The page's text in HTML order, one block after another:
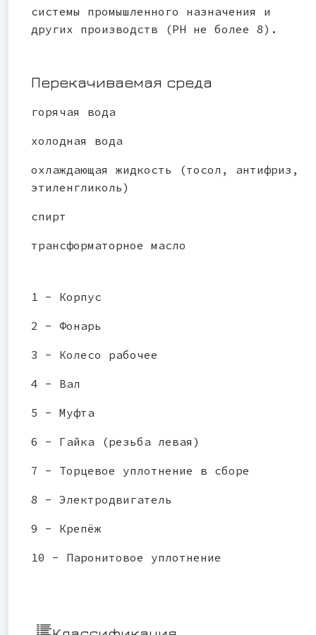
системы промышленного назначения и
других производств (РН не более 8).
Перекачиваемая среда
горячая вода
холодная вода
охлаждающая жидкость (тосол, антифриз,
этиленгликоль)
спирт
трансформаторное масло
1 - Корпус
2 - Фонарь
3 - Колесо рабочее
4 - Вал
5 - Муфта
6 - Гайка (резьба левая)
7 - Торцевое уплотнение в сборе
8 - Электродвигатель
9 - Крепёж
10 - Паронитовое уплотнение